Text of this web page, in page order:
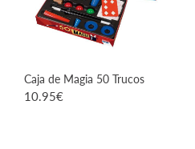
Caja de Magia 50 Trucos
10.95€